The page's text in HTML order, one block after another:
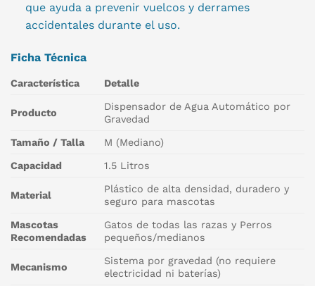
que ayuda a prevenir vuelcos y derrames
accidentales durante el uso.
Ficha Técnica
Característica Detalle
Producto
Dispensador de Agua Automático por
Gravedad
Tamaño / Talla M (Mediano)
Capacidad 1.5 Litros
Material
Plástico de alta densidad, duradero y
seguro para mascotas
Mascotas
Recomendadas
Gatos de todas las razas y Perros
pequeños/medianos
Mecanismo
Sistema por gravedad (no requiere
electricidad ni baterías)